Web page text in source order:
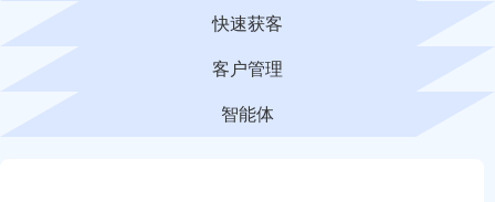
快速获客
客户管理
智能体